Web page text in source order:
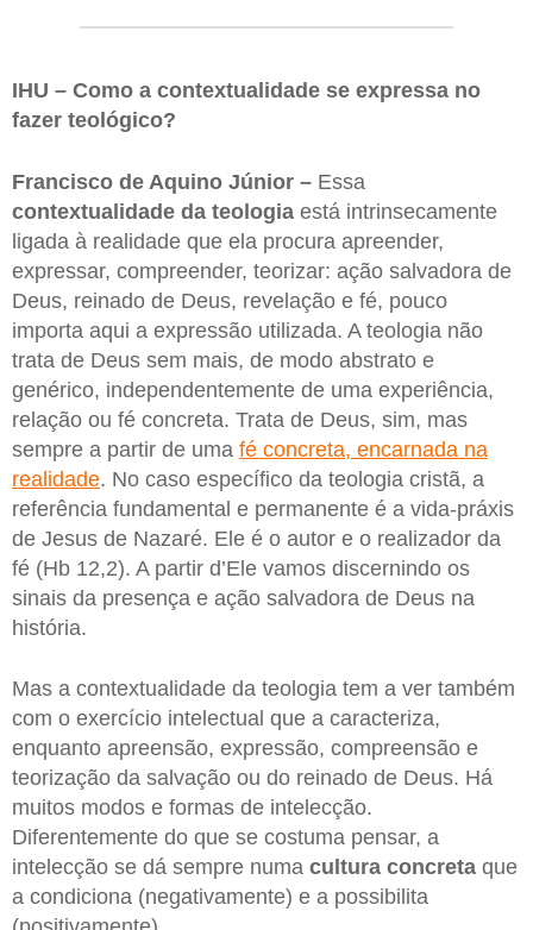
IHU – Como a contextualidade se expressa no
fazer teológico?
Francisco de Aquino Júnior – Essa
contextualidade da teologia está intrinsecamente
ligada à realidade que ela procura apreender,
expressar, compreender, teorizar: ação salvadora de
Deus, reinado de Deus, revelação e fé, pouco
importa aqui a expressão utilizada. A teologia não
trata de Deus sem mais, de modo abstrato e
genérico, independentemente de uma experiência,
relação ou fé concreta. Trata de Deus, sim, mas
sempre a partir de uma fé concreta, encarnada na
realidade. No caso específico da teologia cristã, a
referência fundamental e permanente é a vida-práxis
de Jesus de Nazaré. Ele é o autor e o realizador da
fé (Hb 12,2). A partir d’Ele vamos discernindo os
sinais da presença e ação salvadora de Deus na
história.
Mas a contextualidade da teologia tem a ver também
com o exercício intelectual que a caracteriza,
enquanto apreensão, expressão, compreensão e
teorização da salvação ou do reinado de Deus. Há
muitos modos e formas de intelecção.
Diferentemente do que se costuma pensar, a
intelecção se dá sempre numa cultura concreta que
a condiciona (negativamente) e a possibilita